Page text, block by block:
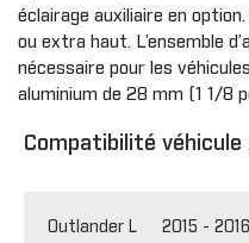
éclairage auxiliaire en
ou extra haut. L’ensemble
nécessaire pour les
aluminium de 28 mm (1 1/8
Compatibilité véhicule
Outlander L
2015 - 2016